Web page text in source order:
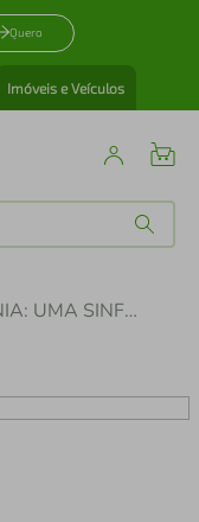
Quero
Imóveis e Veículos
ANTONIA: UMA SINFONIA